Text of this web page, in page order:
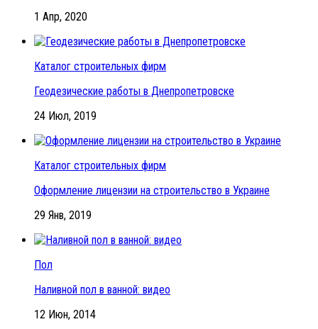
1 Апр, 2020
Каталог строительных фирм
Геодезические работы в Днепропетровске
24 Июл, 2019
Каталог строительных фирм
Оформление лицензии на строительство в Украине
29 Янв, 2019
Пол
Наливной пол в ванной: видео
12 Июн, 2014